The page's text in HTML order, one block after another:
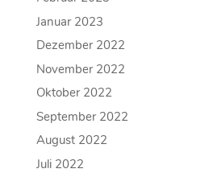
Januar 2023
Dezember 2022
November 2022
Oktober 2022
September 2022
August 2022
Juli 2022